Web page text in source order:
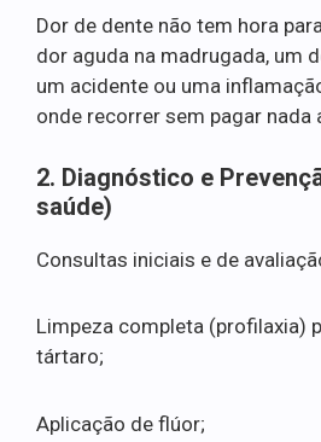
Dor de dente não tem hora
dor aguda na madrugada, um
um acidente ou uma
onde recorrer sem pagar nada
2. Diagnóstico e
saúde)
Consultas iniciais e de
Limpeza completa (profilaxia)
tártaro;
Aplicação de flúor;